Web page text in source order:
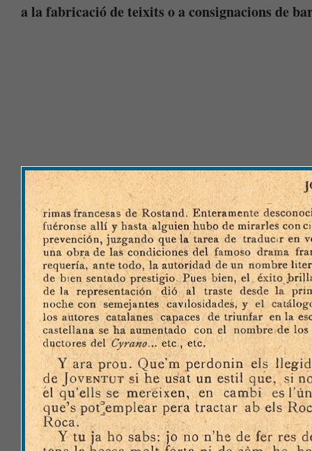
a la fabricació de teixits o a consignacions de